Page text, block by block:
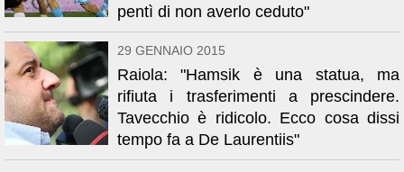
pentì di non averlo ceduto"
29 GENNAIO 2015
Raiola: "Hamsik è una statua, ma
rifiuta i trasferimenti a prescindere.
Tavecchio è ridicolo. Ecco cosa dissi
tempo fa a De Laurentiis"